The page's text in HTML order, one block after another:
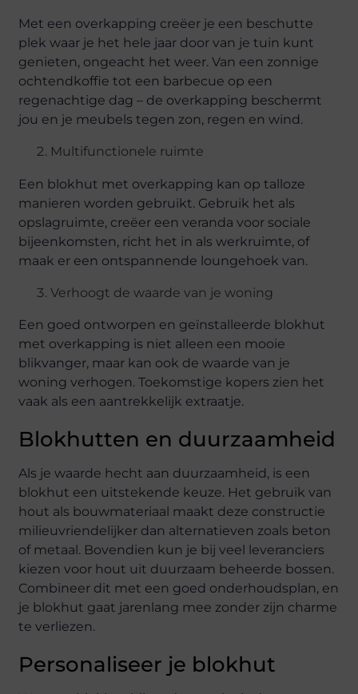
Met een overkapping creëer je een beschutte
plek waar je het hele jaar door van je tuin kunt
genieten, ongeacht het weer. Van een zonnige
ochtendkoffie tot een barbecue op een
regenachtige dag – de overkapping beschermt
jou en je meubels tegen zon, regen en wind.
Multifunctionele ruimte
Een blokhut met overkapping kan op talloze
manieren worden gebruikt. Gebruik het als
opslagruimte, creëer een veranda voor sociale
bijeenkomsten, richt het in als werkruimte, of
maak er een ontspannende loungehoek van.
Verhoogt de waarde van je woning
Een goed ontworpen en geïnstalleerde blokhut
met overkapping is niet alleen een mooie
blikvanger, maar kan ook de waarde van je
woning verhogen. Toekomstige kopers zien het
vaak als een aantrekkelijk extraatje.
Blokhutten en duurzaamheid
Als je waarde hecht aan duurzaamheid, is een
blokhut een uitstekende keuze. Het gebruik van
hout als bouwmateriaal maakt deze constructie
milieuvriendelijker dan alternatieven zoals beton
of metaal. Bovendien kun je bij veel leveranciers
kiezen voor hout uit duurzaam beheerde bossen.
Combineer dit met een goed onderhoudsplan, en
je blokhut gaat jarenlang mee zonder zijn charme
te verliezen.
Personaliseer je blokhut